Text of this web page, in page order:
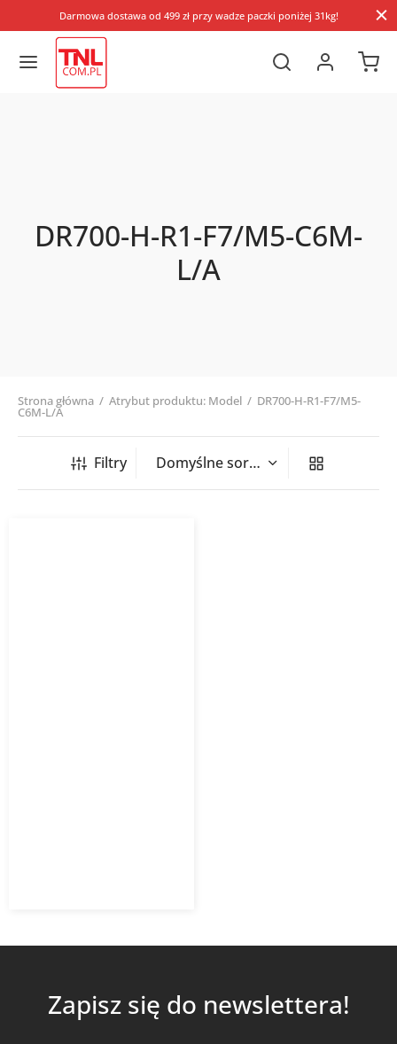
Darmowa dostawa od 499 zł przy wadze paczki poniżej 31kg!
DR700-H-R1-F7/M5-C6M-
L/A
Strona główna / Atrybut produktu: Model / DR700-H-R1-F7/M5-
C6M-L/A
Filtry
Zapisz się do newslettera!